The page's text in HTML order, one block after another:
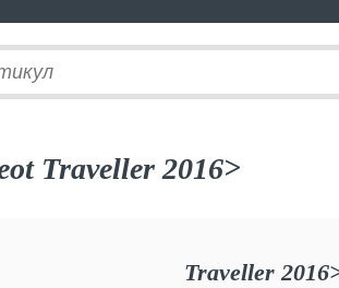
Traveller 2016>
Traveller